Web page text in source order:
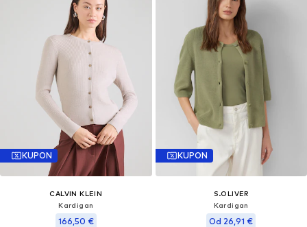
KUPON
CALVIN KLEIN
Kardigan
166,50 €
KUPON
S.OLIVER
Kardigan
Od 26,91 €